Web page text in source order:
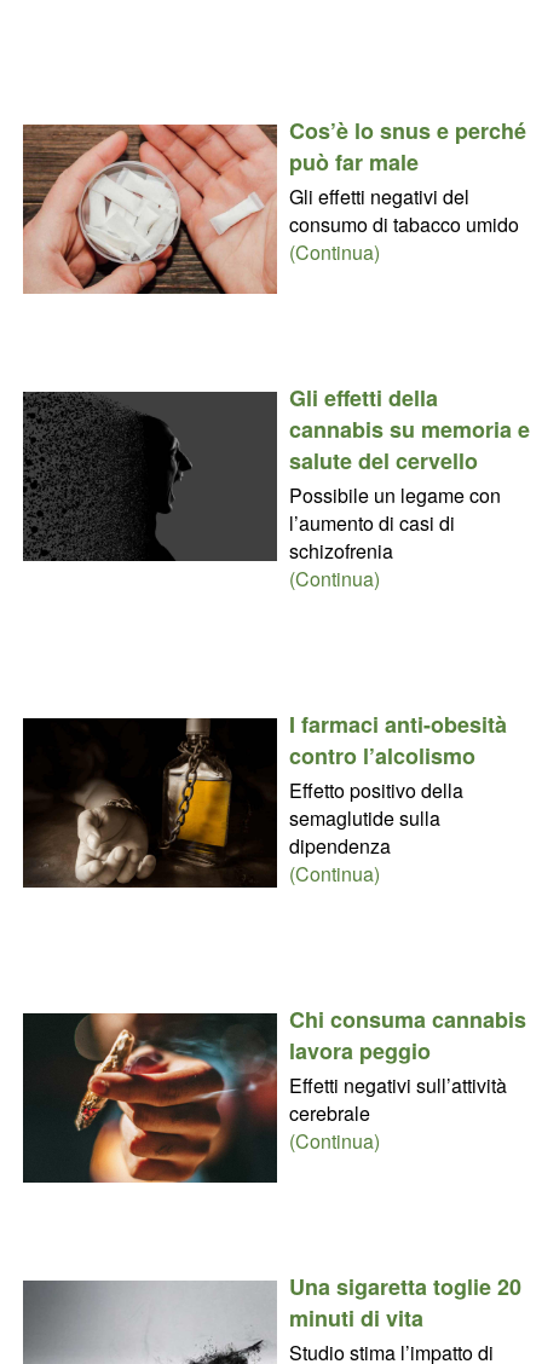
Cos’è lo snus e perché
può far male
Gli effetti negativi del
consumo di tabacco umido
(Continua)
Gli effetti della
cannabis su memoria e
salute del cervello
Possibile un legame con
l’aumento di casi di
schizofrenia
(Continua)
I farmaci anti-obesità
contro l’alcolismo
Effetto positivo della
semaglutide sulla
dipendenza
(Continua)
Chi consuma cannabis
lavora peggio
Effetti negativi sull’attività
cerebrale
(Continua)
Una sigaretta toglie 20
minuti di vita
Studio stima l’impatto di